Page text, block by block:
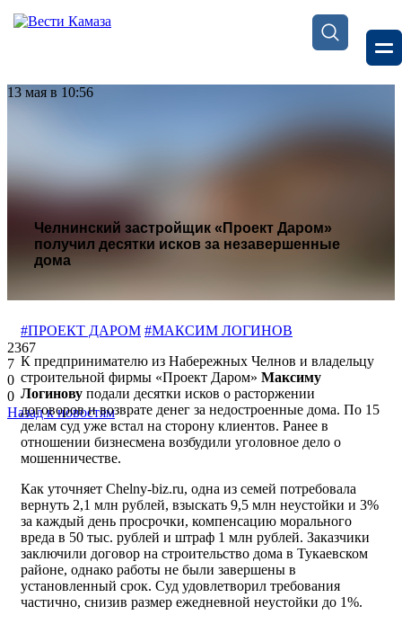
13 мая в 10:56
Челнинский застройщик «Проект Даром»
получил десятки исков за незавершенные
дома
2367
7
0
0
Назад к новостям
#ПРОЕКТ ДАРОМ #МАКСИМ ЛОГИНОВ
К предпринимателю из Набережных Челнов и владельцу
строительной фирмы «Проект Даром» Максиму
Логинову подали десятки исков о расторжении
договоров и возврате денег за недостроенные дома. По 15
делам суд уже встал на сторону клиентов. Ранее в
отношении бизнесмена возбудили уголовное дело о
мошенничестве.
Как уточняет Chelny-biz.ru, одна из семей потребовала
вернуть 2,1 млн рублей, взыскать 9,5 млн неустойки и 3%
за каждый день просрочки, компенсацию морального
вреда в 50 тыс. рублей и штраф 1 млн рублей. Заказчики
заключили договор на строительство дома в Тукаевском
районе, однако работы не были завершены в
установленный срок. Суд удовлетворил требования
частично, снизив размер ежедневной неустойки до 1%.